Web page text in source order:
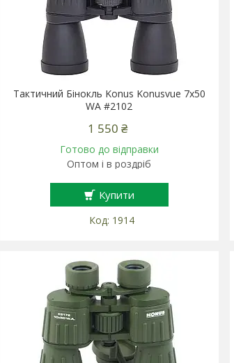
Тактичний Бінокль Konus Konusvue 7x50
WA #2102
1 550 ₴
Готово до відправки
Оптом і в роздріб
Купити
1914